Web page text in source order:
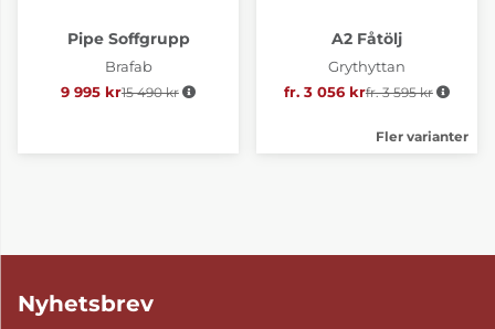
Pipe Soffgrupp
Brafab
9 995 kr Ordinarie pris:
15 490 kr
A2 Fåtölj
Grythyttan
fr. 3 056 krOrdinarie pris:
fr. 3 595 kr
Fler varianter
Nyhetsbrev